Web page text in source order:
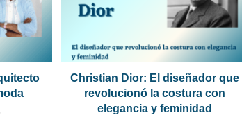
Christian Dior: El diseñador que
revolucionó la costura con
elegancia y feminidad